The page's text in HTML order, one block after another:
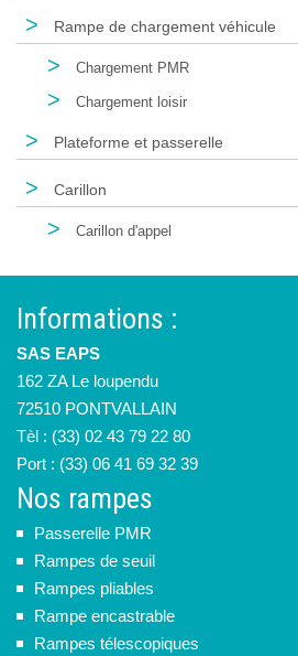
> Rampe de chargement véhicule
> Chargement PMR
> Chargement loisir
> Plateforme et passerelle
> Carillon
> Carillon d'appel
Informations :
SAS EAPS
162 ZA Le loupendu
72510 PONTVALLAIN
Tèl : (33) 02 43 79 22 80
Port : (33) 06 41 69 32 39
Nos rampes
Passerelle PMR
Rampes de seuil
Rampes pliables
Rampe encastrable
Rampes télescopiques